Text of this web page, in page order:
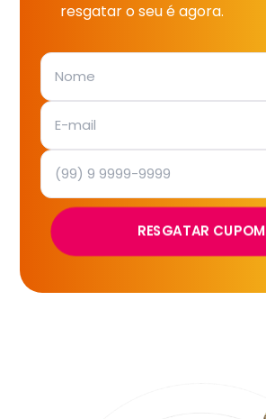
resgatar o seu é agora.
RESGATAR CUPOM